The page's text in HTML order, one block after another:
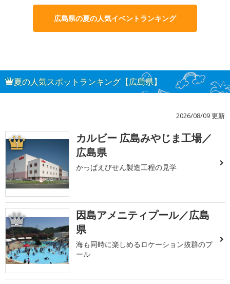
広島県の夏の人気イベントランキング
夏の人気スポットランキング【広島県】
2026/08/09 更新
1
カルビー 広島みやじま工場／
広島県
かっぱえびせん製造工程の見学
2
因島アメニティプール／広島
県
海も同時に楽しめるロケーション抜群のプ
ール